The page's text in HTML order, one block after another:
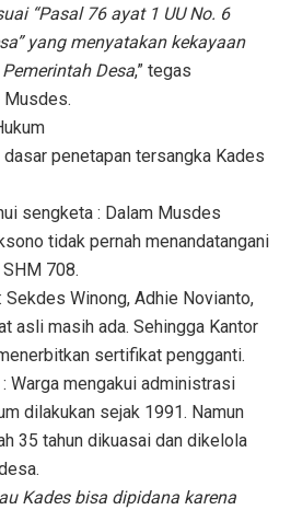
“Pasal 76 ayat 1 UU No. 6
yang menyatakan kekayaan
Desa,” tegas
Musdes.
penetapan tersangka Kades
sengketa : Dalam Musdes
tidak pernah menandatangani
708.
Winong, Adhie Novianto,
asli masih ada. Sehingga Kantor
sertifikat pengganti.
Warga mengakui administrasi
dilakukan sejak 1991. Namun
35 tahun dikuasai dan dikelola
Kades bisa dipidana karena